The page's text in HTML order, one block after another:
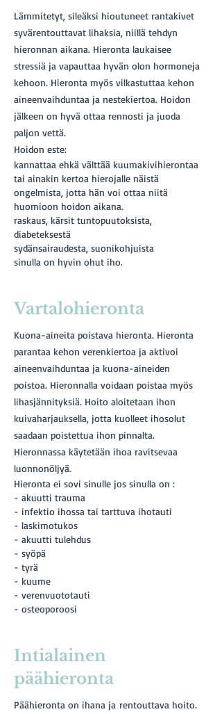
Lämmitetyt, sileäksi hioutuneet rantakivet
syvärentouttavat lihaksia, niillä tehdyn
hieronnan aikana. Hieronta laukaisee
stressiä ja vapauttaa hyvän olon hormoneja
kehoon. Hieronta myös vilkastuttaa kehon
aineenvaihduntaa ja nestekiertoa. Hoidon
jälkeen on hyvä ottaa rennosti ja juoda
paljon vettä.
Hoidon este:
kannattaa ehkä välttää kuumakivihierontaa
tai ainakin kertoa hierojalle näistä
ongelmista, jotta hän voi ottaa niitä
huomioon hoidon aikana.
raskaus, kärsit tuntopuutoksista,
diabeteksestä
sydänsairaudesta, suonikohjuista
sinulla on hyvin ohut iho.
Vartalohieronta
Kuona-aineita poistava hieronta. Hieronta
parantaa kehon verenkiertoa ja aktivoi
aineenvaihduntaa ja kuona-aineiden
poistoa. Hieronnalla voidaan poistaa myös
lihasjännityksiä. Hoito aloitetaan ihon
kuivaharjauksella, jotta kuolleet ihosolut
saadaan poistettua ihon pinnalta.
Hieronnassa käytetään ihoa ravitsevaa
luonnonöljyä.
Hieronta ei sovi sinulle jos sinulla on :
- akuutti trauma
- infektio ihossa tai tarttuva ihotauti
- laskimotukos
- akuutti tulehdus
- syöpä
- tyrä
- kuume
- verenvuototauti
- osteoporoosi
Intialainen
päähieronta
Päähieronta on ihana ja rentouttava hoito.